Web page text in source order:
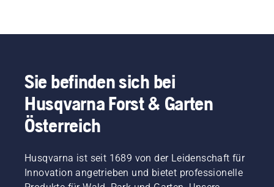
Sie befinden sich bei
Husqvarna Forst & Garten
Österreich
Husqvarna ist seit 1689 von der Leidenschaft für
Innovation angetrieben und bietet professionelle